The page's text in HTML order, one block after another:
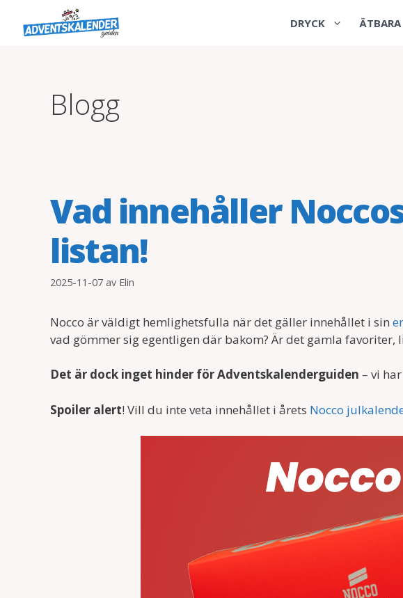
DRYCK ÄTBARA
Blogg
Vad innehåller
listan!
2025-11-07 av Elin
Nocco är väldigt hemlighetsfulla när det gäller innehållet i sin
vad gömmer sig egentligen där bakom? Är det gamla
Det är dock inget hinder för Adventskalenderguiden – vi
Spoiler alert! Vill du inte veta innehållet i årets Nocco